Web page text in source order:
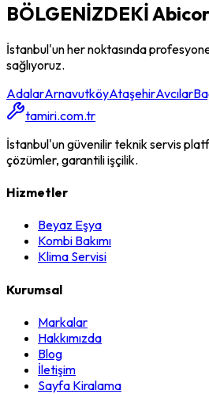
BÖLGENİZDEKİ
İstanbul'un her noktasında
sağlıyoruz.
AdalarArnavutköyAtaşehirAvcılar
tamiri.com.tr
İstanbul'un güvenilir teknik servis
çözümler, garantili işçilik.
Hizmetler
Beyaz Eşya
Kombi Bakımı
Klima Servisi
Kurumsal
Markalar
Hakkımızda
Blog
İletişim
Sayfa Kiralama